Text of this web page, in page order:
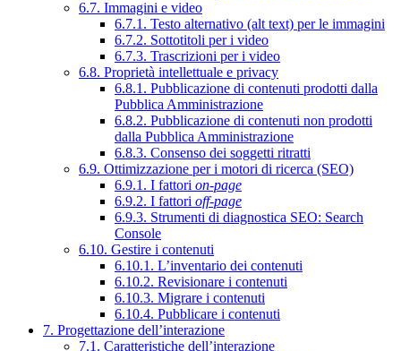
6.7. Immagini e video
6.7.1. Testo alternativo (alt text) per le immagini
6.7.2. Sottotitoli per i video
6.7.3. Trascrizioni per i video
6.8. Proprietà intellettuale e privacy
6.8.1. Pubblicazione di contenuti prodotti dalla
Pubblica Amministrazione
6.8.2. Pubblicazione di contenuti non prodotti
dalla Pubblica Amministrazione
6.8.3. Consenso dei soggetti ritratti
6.9. Ottimizzazione per i motori di ricerca (SEO)
6.9.1. I fattori on-page
6.9.2. I fattori off-page
6.9.3. Strumenti di diagnostica SEO: Search
Console
6.10. Gestire i contenuti
6.10.1. L’inventario dei contenuti
6.10.2. Revisionare i contenuti
6.10.3. Migrare i contenuti
6.10.4. Pubblicare i contenuti
7. Progettazione dell’interazione
7.1. Caratteristiche dell’interazione